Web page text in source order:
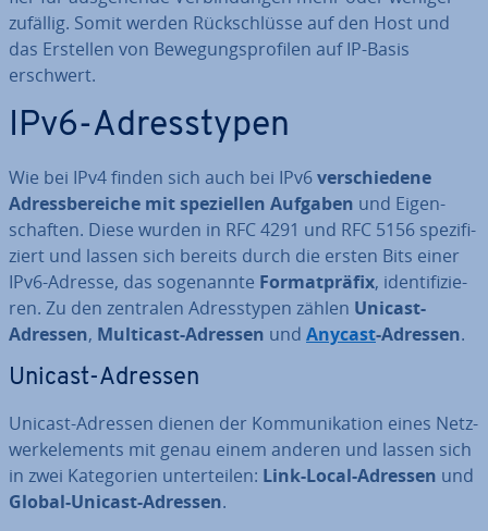
zufällig. Somit werden Rück­schlüs­se auf den Host und
das Erstellen von Be­we­gungs­pro­fi­len auf IP-Basis
erschwert.
IPv6-Adress­ty­pen
Wie bei IPv4 finden sich auch bei IPv6ver­schie­de­ne
Adress­be­rei­che mit spe­zi­el­len Aufgaben und Ei­gen­
schaf­ten. Diese wurden in RFC 4291 und RFC 5156 spe­zi­fi­
ziert und lassen sich bereits durch die ersten Bits einer
IPv6-Adresse, das so­ge­nann­te For­mat­prä­fix, iden­ti­fi­zie­
ren. Zu den zentralen Adress­ty­pen zählen Unicast-
Adressen, Multicast-Adressen und Anycast-Adressen.
Unicast-Adressen
Unicast-Adressen dienen der Kom­mu­ni­ka­ti­on eines Netz­
werk­ele­ments mit genau einem anderen und lassen sich
in zwei Ka­te­go­rien un­ter­tei­len: Link-Local-Adressen und
Global-Unicast-Adressen.